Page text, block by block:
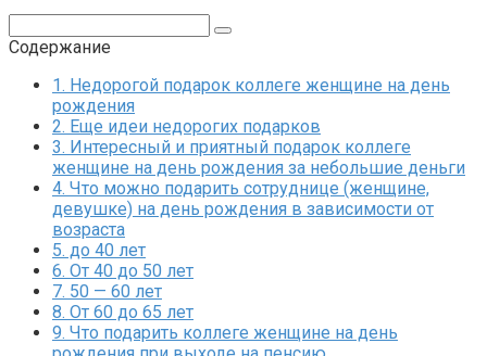
Содержание
1. Недорогой подарок коллеге женщине на день
рождения
2. Еще идеи недорогих подарков
3. Интересный и приятный подарок коллеге
женщине на день рождения за небольшие деньги
4. Что можно подарить сотруднице (женщине,
девушке) на день рождения в зависимости от
возраста
5. до 40 лет
6. От 40 до 50 лет
7. 50 — 60 лет
8. От 60 до 65 лет
9. Что подарить коллеге женщине на день